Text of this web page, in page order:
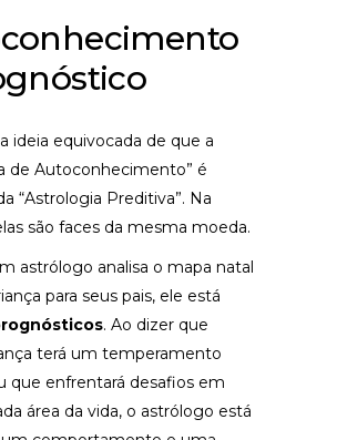
ideia equivocada de que a
de Autoconhecimento” é
“Astrologia Preditiva”. Na
são faces da mesma moeda.
astrólogo analisa o mapa natal
para seus pais, ele está
. Ao dizer que
terá um temperamento
que enfrentará desafios em
área da vida, o astrólogo está